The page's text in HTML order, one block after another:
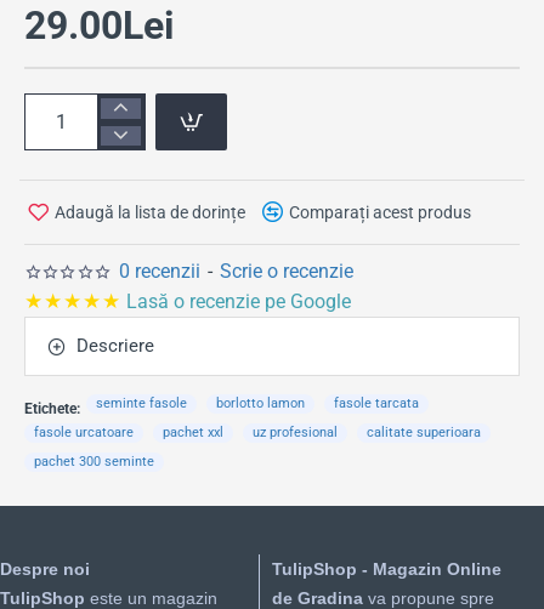
0 recenzii - Scrie o recenzie
29.00Lei
Adaugă la lista de dorințe Comparați acest produs
★★★★★ Lasă o recenzie pe Google
Descriere
Etichete: seminte fasole borlotto lamon
fasole tarcata
fasole urcatoare
pachet xxl uz profesional
calitate superioara
pachet 300 seminte
Despre noi
TulipShop este un magazin
TulipShop - Magazin Online
de Gradinava propune spre